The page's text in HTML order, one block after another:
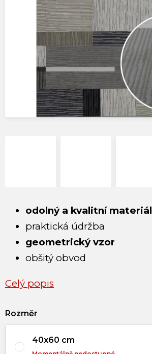
odolný a kvalitní materiál
praktická údržba
geometrický vzor
obšitý obvod
Celý popis
Rozměr
40x60 cm